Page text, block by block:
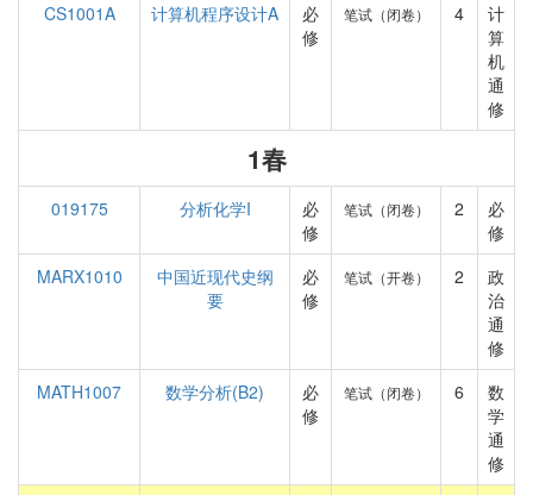
CS1001A
计算机程序设计A
必
修
笔试（闭卷） 4
计
算
机
通
修
1春
019175 分析化学I
必
修
笔试（闭卷） 2
必
修
MARX1010
中国近现代史纲
要
必
修
笔试（开卷） 2
政
治
通
修
MATH1007
数学分析(B2)
必
修
笔试（闭卷） 6
数
学
通
修